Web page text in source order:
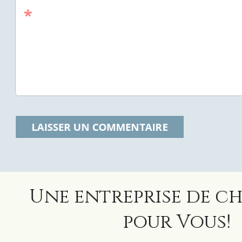
*
Une entreprise de
pour Vous!